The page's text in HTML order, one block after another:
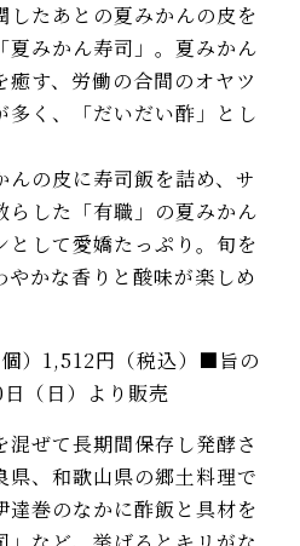
したあとの夏みかんの皮を
夏みかん寿司」。夏みかん
す、労働の合間のオヤツ
多く、「だいだい酢」とし
の皮に寿司飯を詰め、サ
らした「有職」の夏みかん
として愛嬌たっぷり。旬を
かな香りと酸味が楽しめ
）1,512円（税込）■旨の
（日）より販売
ぜて長期間保存し発酵さ
県、和歌山県の郷土料理で
達巻のなかに酢飯と具材を